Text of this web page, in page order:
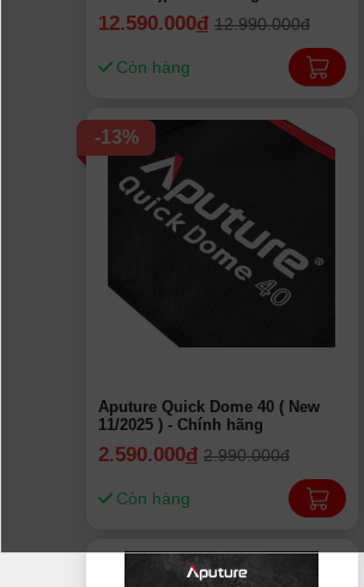
12.590.000đ 12.990.000đ
Còn hàng
-13%
Aputure Quick Dome 40 ( New
11/2025 ) - Chính hãng
2.590.000đ 2.990.000đ
Còn hàng